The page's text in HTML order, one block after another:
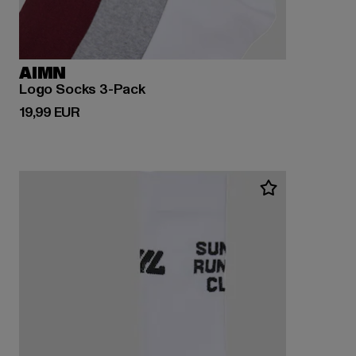
AIMN
Logo Socks 3-Pack
19,99 EUR
Prix courant: 19,99 EUR